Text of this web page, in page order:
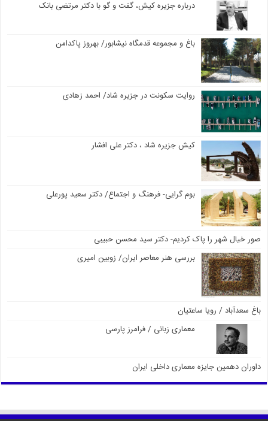
درباره جزیره کیش، گفت و گو با دکتر مرتضی بانک
باغ و مجموعه قدمگاه نیشابور/ بهروز پاکدامن
روایت سکونت در جزیره شاد/ احمد زهادی
کیش جزیره شاد ، دکتر علی افشار
بوم گرایی- فرهنگ و اجتماع/ دکتر سعید پورعلی
صور خیال شهر را پاک کردیم- دکتر سید محسن حبیبی
بررسی هنر معاصر ایران/ زوبین امیری
باغ سعدآباد / رویا ساعتیان
معماری زبانی / فرامرز پارسی
داوران دهمین جایزه معماری داخلی ایران